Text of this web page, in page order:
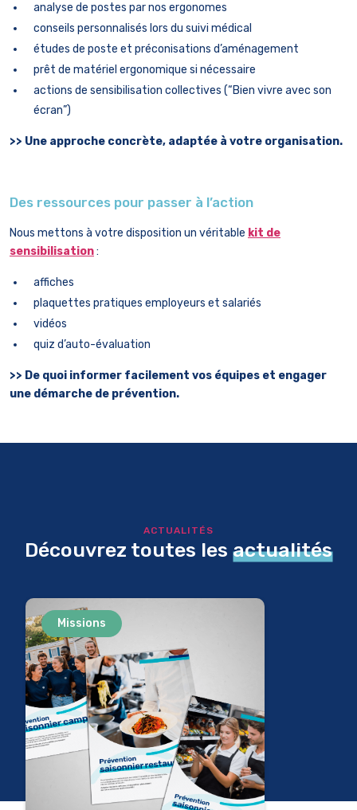
analyse de postes par nos ergonomes
conseils personnalisés lors du suivi médical
études de poste et préconisations d’aménagement
prêt de matériel ergonomique si nécessaire
actions de sensibilisation collectives (“Bien vivre avec son
écran”)
>> Une approche concrète, adaptée à votre organisation.
Des ressources pour passer à l’action
Nous mettons à votre disposition un véritable kit de
sensibilisation:
affiches
plaquettes pratiques employeurs et salariés
vidéos
quiz d’auto-évaluation
>> De quoi informer facilement vos équipes et engager
une démarche de prévention.
ACTUALITÉS
Découvrez toutes les actualités
Missions